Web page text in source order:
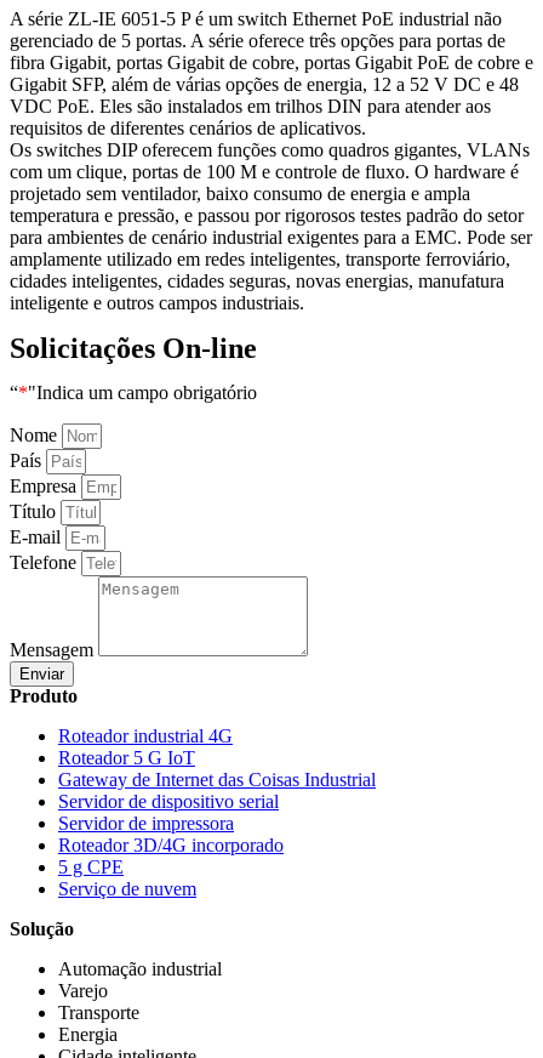
A série ZL-IE 6051-5 P é um switch Ethernet PoE industrial não
gerenciado de 5 portas. A série oferece três opções para portas de
fibra Gigabit, portas Gigabit de cobre, portas Gigabit PoE de cobre e
Gigabit SFP, além de várias opções de energia, 12 a 52 V DC e 48
VDC PoE. Eles são instalados em trilhos DIN para atender aos
requisitos de diferentes cenários de aplicativos.
Os switches DIP oferecem funções como quadros gigantes, VLANs
com um clique, portas de 100 M e controle de fluxo. O hardware é
projetado sem ventilador, baixo consumo de energia e ampla
temperatura e pressão, e passou por rigorosos testes padrão do setor
para ambientes de cenário industrial exigentes para a EMC. Pode ser
amplamente utilizado em redes inteligentes, transporte ferroviário,
cidades inteligentes, cidades seguras, novas energias, manufatura
inteligente e outros campos industriais.
Solicitações On-line
“*"Indica um campo obrigatório
Nome
País
Empresa
Título
E-mail
Telefone
Mensagem
Enviar
Produto
Roteador industrial 4G
Roteador 5 G IoT
Gateway de Internet das Coisas Industrial
Servidor de dispositivo serial
Servidor de impressora
Roteador 3D/4G incorporado
5 g CPE
Serviço de nuvem
Solução
Automação industrial
Varejo
Transporte
Energia